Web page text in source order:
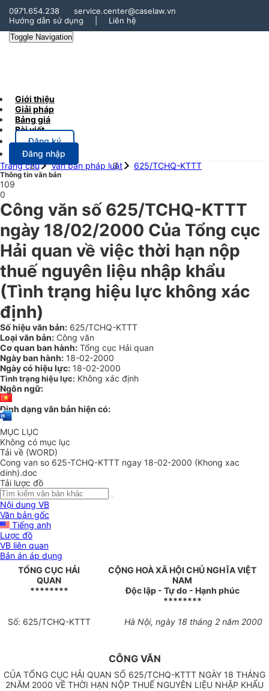
0971.654.238
service.center@caselaw.vn
Hướng dẫn sử dụng
Liên hệ
Toggle Navigation
Giới thiệu
Giải pháp
Bảng giá
Bài viết
Đăng ký
Đăng nhập
Trang chủ
Văn bản pháp luật 625/TCHQ-KTTT
Thông tin văn bản
109
0
Công văn số 625/TCHQ-KTTT
ngày 18/02/2000 Của Tổng cục
Hải quan về việc thời hạn nộp
thuế nguyên liệu nhập khẩu
(Tình trạng hiệu lực không xác
định)
Số hiệu văn bản: 625/TCHQ-KTTT
Loại văn bản: Công văn
Cơ quan ban hành: Tổng cục Hải quan
Ngày ban hành: 18-02-2000
Ngày có hiệu lực: 18-02-2000
Tình trạng hiệu lực: Không xác định
Ngôn ngữ:
Định dạng văn bản hiện có:
MỤC LỤC
Không có mục lục
Tải về (WORD)
Cong van so 625-TCHQ-KTTT ngay 18-02-2000 (Khong xac
dinh).doc
Tải lược đồ
Nội dung VB
Văn bản gốc
Tiếng anh
Lược đồ
VB liên quan
Bản án áp dụng
TỔNG CỤC HẢI
QUAN
********
CỘNG HOÀ XÃ HỘI CHỦ NGHĨA VIỆT
NAM
Độc lập - Tự do - Hạnh phúc
********
Số: 625/TCHQ-KTTT Hà Nội, ngày 18 tháng 2 năm 2000
CÔNG VĂN
CỦA TỔNG CỤC HẢI QUAN SỐ 625/TCHQ-KTTT NGÀY 18 THÁNG
2NĂM 2000 VỀ THỜI HẠN NỘP THUẾ NGUYÊN LIỆU NHẬP KHẨU